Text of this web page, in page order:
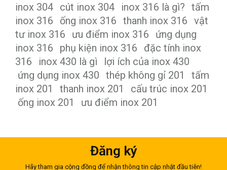
inox 304 cút inox 304 inox 316 là gì? tấm
inox 316
ống inox 316 thanh inox 316 vật
tư inox 316
ưu điểm inox 316
ứng dụng
inox 316
phụ kiện inox 316
đặc tính inox
316
inox 430 là gì
lợi ích của inox 430
ứng dụng inox 430 thép không gỉ 201
tấm
inox 201
thanh inox 201
cấu trúc inox 201
ống inox 201
ưu điểm inox 201
Đăng ký
Hãy tham gia cộng đồng để nhận thông tin cập nhật đầu tiên!